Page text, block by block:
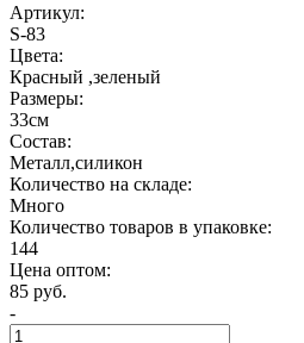
Артикул:
S-83
Цвета:
Красный ,зеленый
Размеры:
33см
Состав:
Металл,силикон
Количество на складе:
Много
Количество товаров в упаковке:
144
Цена оптом:
85 руб.
-